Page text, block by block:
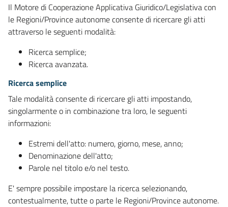
Il Motore di Cooperazione Applicativa Giuridico/Legislativa con
le Regioni/Province autonome consente di ricercare gli atti
attraverso le seguenti modalità:
Ricerca semplice;
Ricerca avanzata.
Ricerca semplice
Tale modalità consente di ricercare gli atti impostando,
singolarmente o in combinazione tra loro, le seguenti
informazioni:
Estremi dell'atto: numero, giorno, mese, anno;
Denominazione dell'atto;
Parole nel titolo e/o nel testo.
E' sempre possibile impostare la ricerca selezionando,
contestualmente, tutte o parte le Regioni/Province autonome.